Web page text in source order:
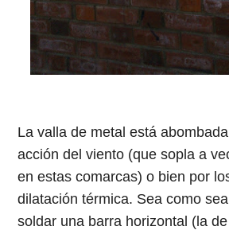
La valla de metal está
acción del viento (que sopla a
en estas comarcas) o bien por
dilatación térmica. Sea como
soldar una barra horizontal (la